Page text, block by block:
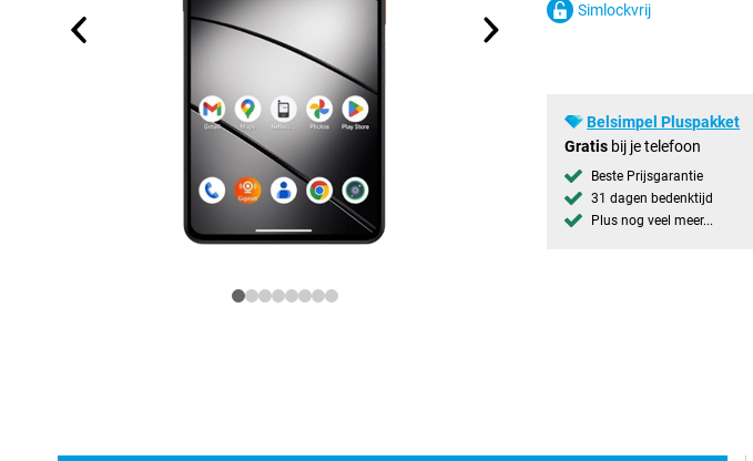
Simlockvrij
Belsimpel Pluspakket
Gratis bij je telefoon
Beste Prijsgarantie
31 dagen bedenktijd
Plus nog veel meer...